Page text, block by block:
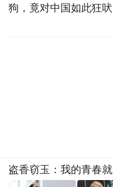
狗，竟对中国如此狂吠
盗香窃玉：我的青春